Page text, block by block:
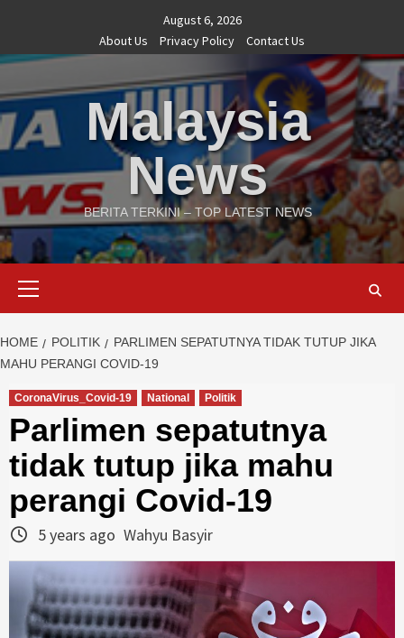
content
August 6, 2026
About Us
Privacy Policy Contact Us
Malaysia
News
BERITA TERKINI – TOP LATEST NEWS
HOME POLITIK
PARLIMEN SEPATUTNYA TIDAK TUTUP JIKA
MAHU PERANGI COVID-19
CoronaVirus_Covid-19 National Politik
Parlimen sepatutnya
tidak tutup jika mahu
perangi Covid-19
5 years ago Wahyu Basyir